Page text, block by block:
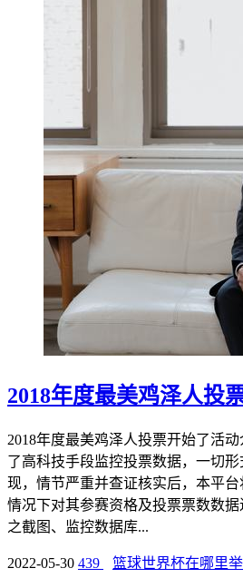
2018年度最美鸡泽人投
2018年度最美鸡泽人投票开始了活
了高科技手段监控投票数据，一切
现，情节严重并查证核实后，本平
情况下对其参赛资格及投票票数数
之截图、监控数据库...
2022-05-30 439 篮球世界杯在哪里